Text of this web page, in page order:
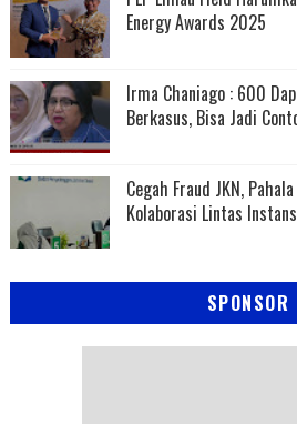
Energy Awards 2025
Irma Chaniago : 600
Berkasus, Bisa Jadi
Cegah Fraud JKN,
Kolaborasi Lintas
SPONSOR